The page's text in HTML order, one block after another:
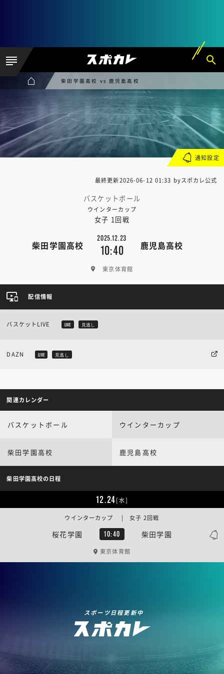
柴田学園高校 vs 鹿児島高校
最終更新2026-06-12 01:33 byスポカレ公式
バスケットボール
ウインターカップ
女子 1回戦
柴田学園高校
2025.12.23
10:40 鹿児島高校
東京体育館
通知設定
配信情報
バスケットLIVE LIVE 見逃し
DAZN LIVE 見逃し
関連カレンダー
バスケットボール ウインターカップ
柴田学園高校 鹿児島高校
柴田学園高校の日程
12.24[水]
桜花学園 10:40 柴田学園
ウインターカップ | 女子 2回戦
東京体育館
スポーツ日程更新中